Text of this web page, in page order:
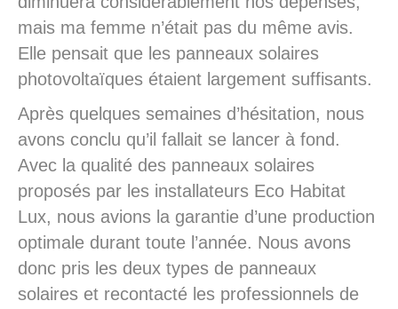
mais ma femme n’était pas du même avis.
Elle pensait que les panneaux solaires
photovoltaïques étaient largement suffisants.
Après quelques semaines d’hésitation, nous
avons conclu qu’il fallait se lancer à fond.
Avec la qualité des panneaux solaires
proposés par les installateurs Eco Habitat
Lux, nous avions la garantie d’une production
optimale durant toute l’année. Nous avons
donc pris les deux types de panneaux
solaires et recontacté les professionnels de